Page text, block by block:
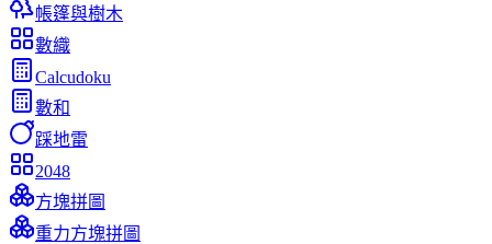
帳篷與樹木
數織
Calcudoku
數和
踩地雷
2048
方塊拼圖
重力方塊拼圖